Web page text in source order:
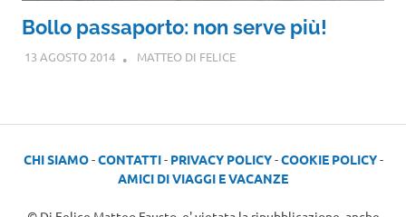
Bollo passaporto: non serve più!
13 AGOSTO 2014 MATTEO DI FELICE
CHI SIAMO-CONTATTI- PRIVACY POLICY-COOKIE POLICY-
AMICI DI VIAGGI E VACANZE